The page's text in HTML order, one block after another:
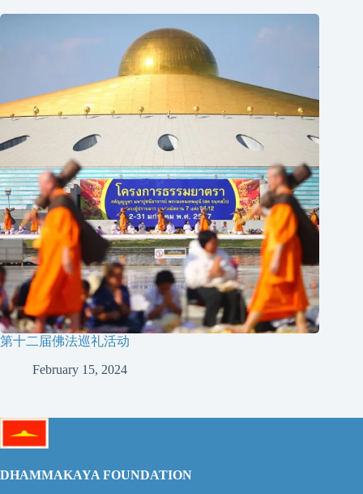
第十二届佛法巡礼活动
February 15, 2024
DHAMMAKAYA FOUNDATION